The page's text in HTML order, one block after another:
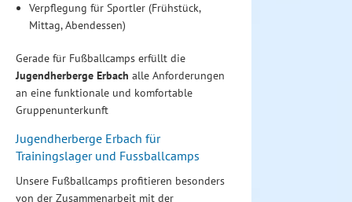
Verpflegung für Sportler (Frühstück,
Mittag, Abendessen)
Gerade für Fußballcamps erfüllt die
Jugendherberge Erbach alle Anforderungen
an eine funktionale und komfortable
Gruppenunterkunft
Jugendherberge Erbach für
Trainingslager und Fussballcamps
Unsere Fußballcamps profitieren besonders
von der Zusammenarbeit mit der